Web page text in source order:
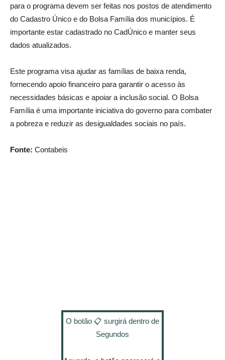
para o programa devem ser feitas nos postos de atendimento
do Cadastro Único e do Bolsa Família dos municípios. É
importante estar cadastrado no CadÚnico e manter seus
dados atualizados.
Este programa visa ajudar as famílias de baixa renda,
fornecendo apoio financeiro para garantir o acesso às
necessidades básicas e apoiar a inclusão social. O Bolsa
Família é uma importante iniciativa do governo para combater
a pobreza e reduzir as desigualdades sociais no país.
Fonte: Contabeis
O botão 📋 surgirá dentro de
Segundos